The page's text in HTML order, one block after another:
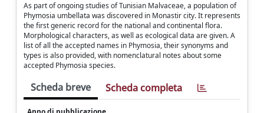
As part of ongoing studies of Tunisian Malvaceae, a population of
Phymosia umbellata was discovered in Monastir city. It represents
the first generic record for the national and continental flora.
Morphological characters, as well as ecological data are given. A
list of all the accepted names in Phymosia, their synonyms and
types is also provided, with nomenclatural notes about some
accepted Phymosia species.
Scheda breve Scheda completa